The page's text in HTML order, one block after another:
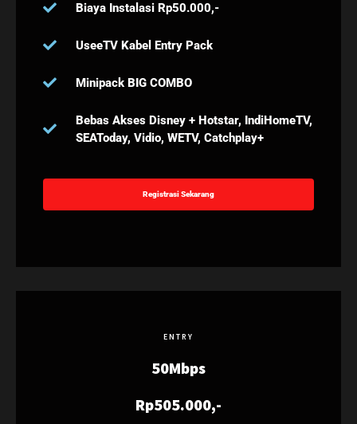
Biaya Instalasi Rp50.000,-
UseeTV Kabel Entry Pack
Minipack BIG COMBO
Bebas Akses Disney + Hotstar, IndiHomeTV,
SEAToday, Vidio, WETV, Catchplay+
Registrasi Sekarang
ENTRY
50Mbps
Rp505.000,-